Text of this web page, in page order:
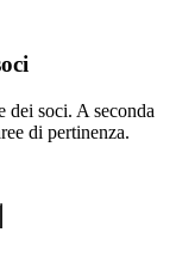
dei soci. A seconda
di pertinenza.